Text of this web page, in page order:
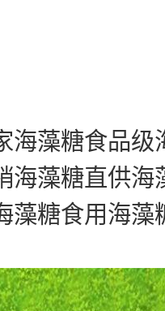
海藻糖食品
海藻糖直供
藻糖食用海